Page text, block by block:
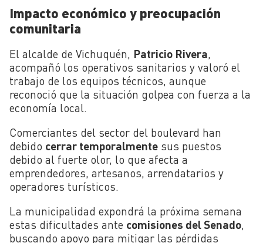
Impacto económico y preocupación
comunitaria
El alcalde de Vichuquén, Patricio Rivera,
acompañó los operativos sanitarios y valoró el
trabajo de los equipos técnicos, aunque
reconoció que la situación golpea con fuerza a la
economía local.
Comerciantes del sector del boulevard han
debido cerrar temporalmente sus puestos
debido al fuerte olor, lo que afecta a
emprendedores, artesanos, arrendatarios y
operadores turísticos.
La municipalidad expondrá la próxima semana
estas dificultades ante comisiones del Senado,
buscando apoyo para mitigar las pérdidas